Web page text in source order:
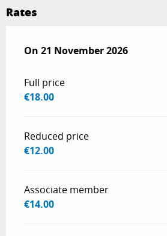
Rates
On 21 November 2026
On 21 November 2026
Full price
€18.00
Reduced price
€12.00
Associate member
€14.00